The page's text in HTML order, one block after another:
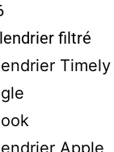
filtré
Timely
Apple